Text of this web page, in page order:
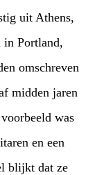
uit Athens,
in Portland,
omschreven
midden jaren
was
en een
blijkt dat ze